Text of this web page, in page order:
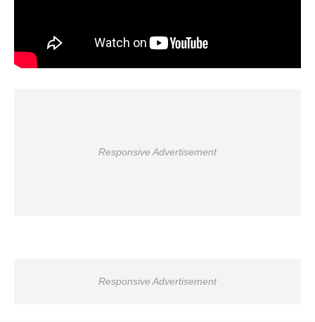
Responsive Advertisement
Responsive Advertisement